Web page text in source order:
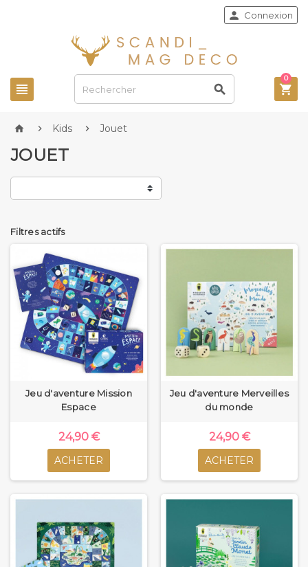
 
 Connexion

0
  Kids  Jouet
JOUET
Filtres actifs
Jeu d'aventure Mission
Espace
24,90 €
ACHETER
Jeu d'aventure Merveilles
du monde
24,90 €
ACHETER